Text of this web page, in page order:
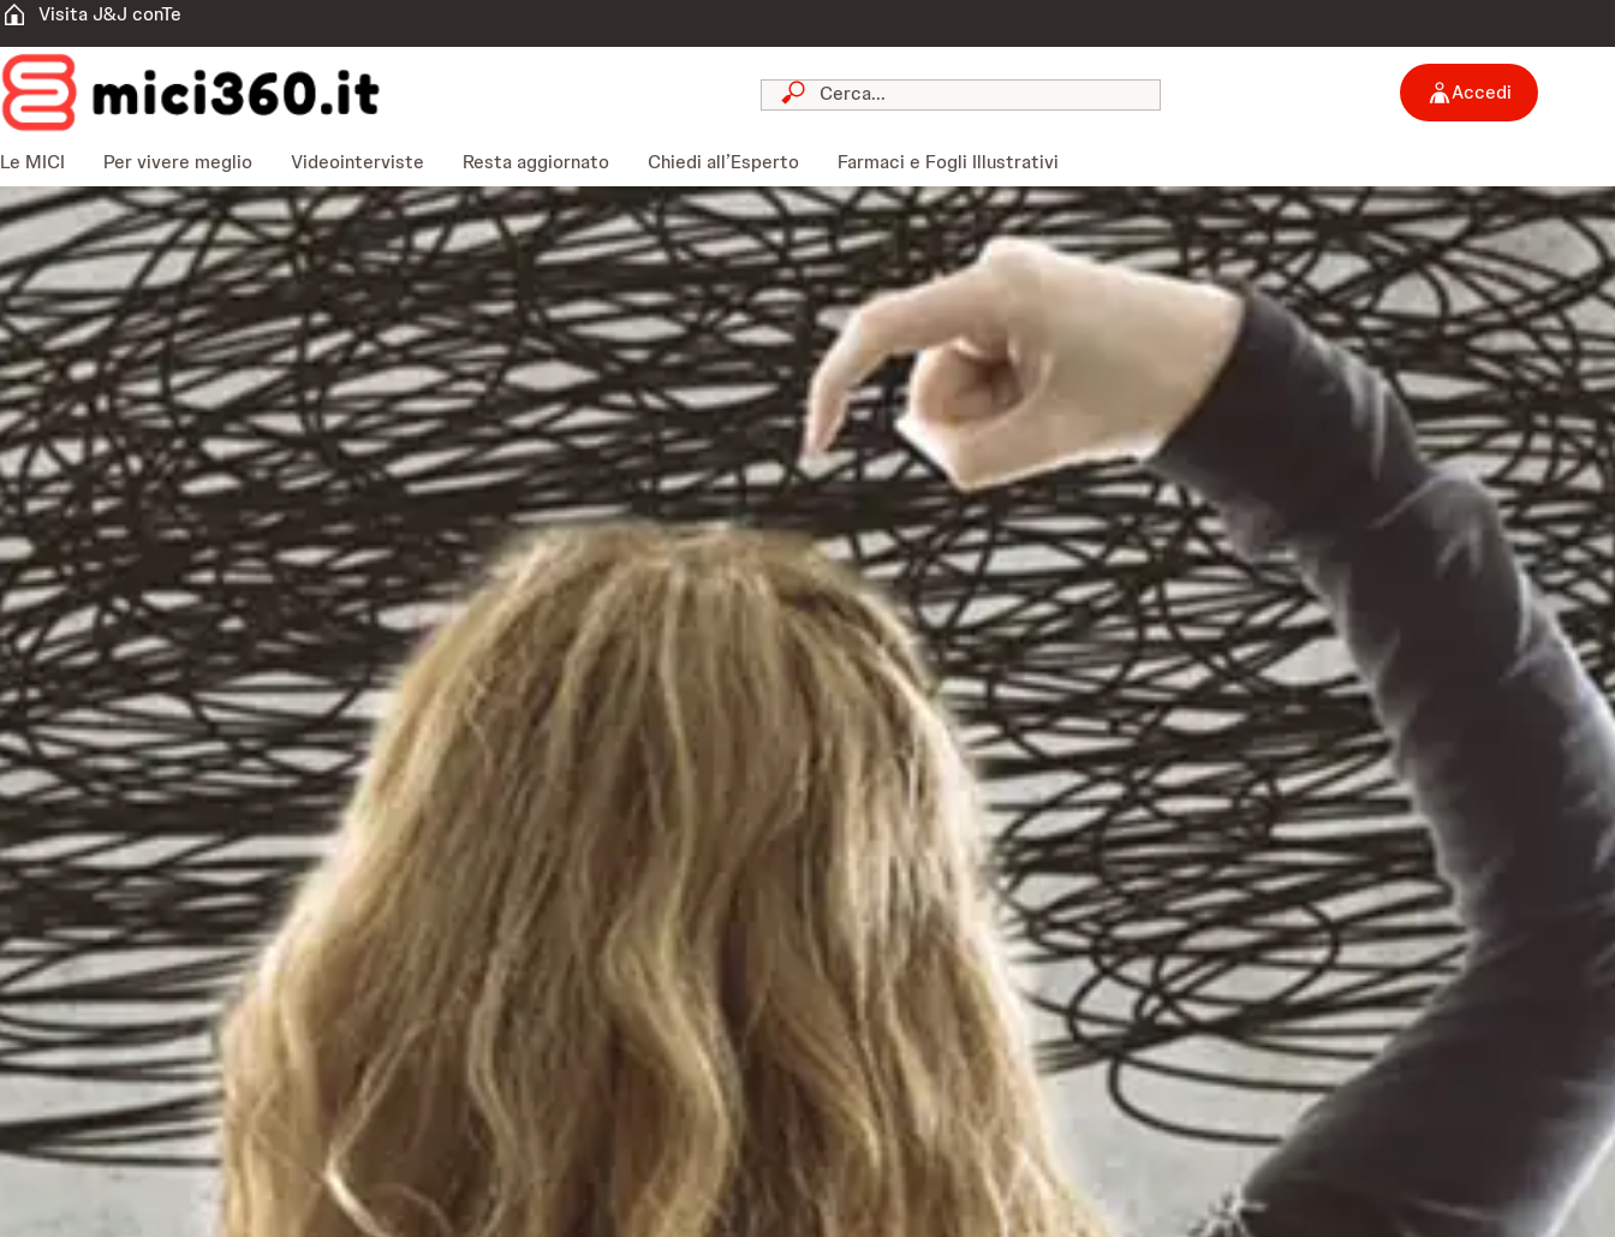
Visita J&J conTe
Accedi
Le MICI Per vivere meglio Videointerviste Resta aggiornato Chiedi all’Esperto Farmaci e Fogli Illustrativi